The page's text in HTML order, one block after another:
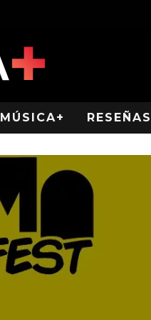
MÚSICA+ RESEÑAS